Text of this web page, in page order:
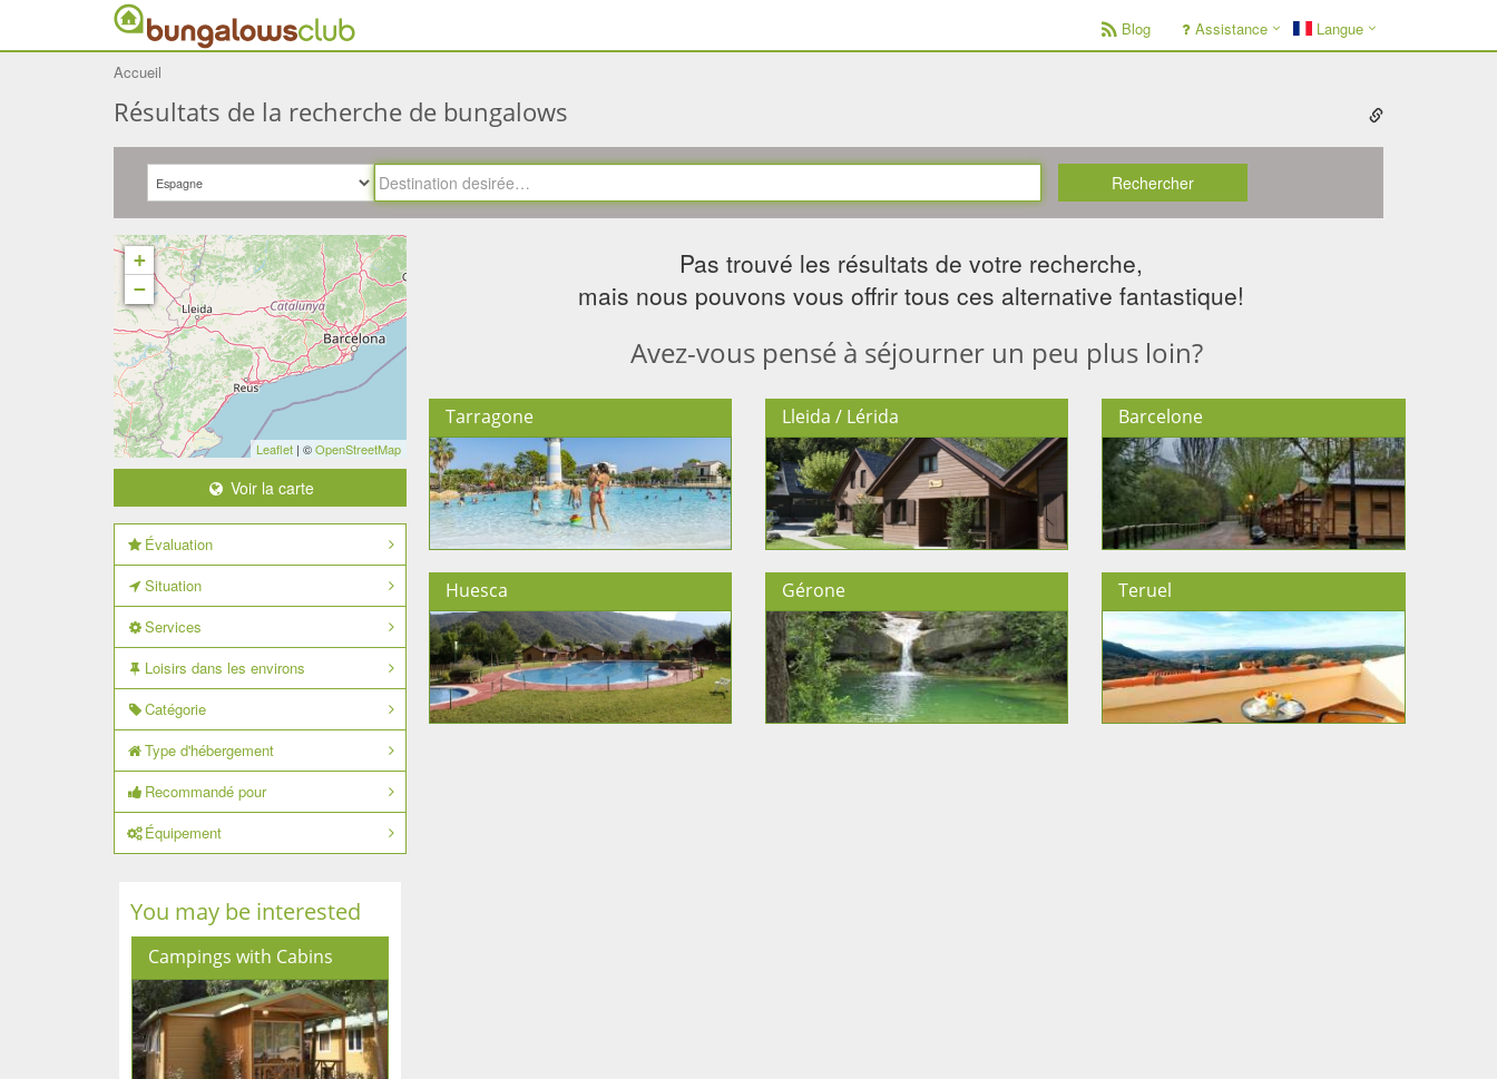
Blog Assistance Langue
Accueil
Résultats de la recherche de bungalows
Rechercher
Pas trouvé les résultats de votre recherche,
mais nous pouvons vous offrir tous ces alternative fantastique!
Avez-vous pensé à séjourner un peu plus loin?
Tarragone Lleida / Lérida Barcelone
Huesca Gérone Teruel
+
−
Leaflet| ©OpenStreetMap
Voir la carte
Évaluation
Situation
Services
Loisirs dans les environs
Catégorie
Type d'hébergement
Recommandé pour
Équipement
You may be interested
Campings with Cabins